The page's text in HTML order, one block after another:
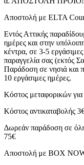
Αποστολή με ELTA
Εντός Αττικής
ημέρες και στην
κέντρα, σε 3-5
παραγγελία σας (εκτός
Παράδοση σε νησιά και
10 εργάσιμες ημέρες.
Κόστος μεταφορικών
Κόστος αντικαταβολής
Δωρεάν παράδοση σε
75€
Αποστολή με BOX